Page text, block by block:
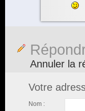
Annuler la
Votre
Nom :